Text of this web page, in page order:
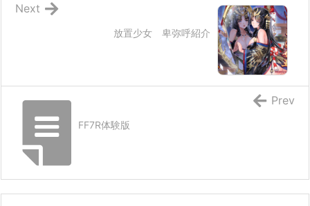
放置少女 卑弥呼紹介
Next
FF7R体験版
Prev